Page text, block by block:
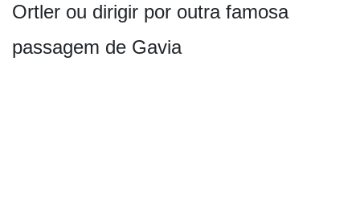
Ortler ou dirigir por outra famosa
passagem de Gavia